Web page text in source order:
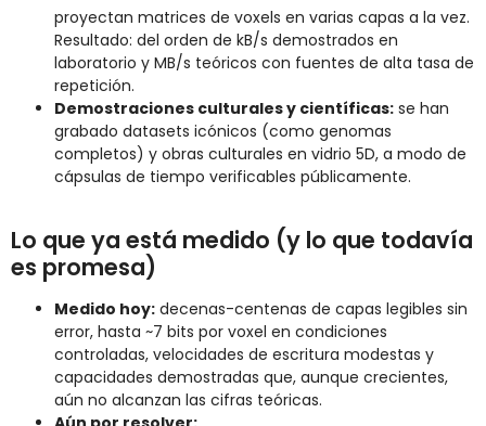
proyectan matrices de voxels en varias capas a la vez.
Resultado: del orden de kB/s demostrados en
laboratorio y MB/s teóricos con fuentes de alta tasa de
repetición.
Demostraciones culturales y científicas: se han
grabado datasets icónicos (como genomas
completos) y obras culturales en vidrio 5D, a modo de
cápsulas de tiempo verificables públicamente.
Lo que ya está medido (y lo que todavía
es promesa)
Medido hoy: decenas-centenas de capas legibles sin
error, hasta ~7 bits por voxel en condiciones
controladas, velocidades de escritura modestas y
capacidades demostradas que, aunque crecientes,
aún no alcanzan las cifras teóricas.